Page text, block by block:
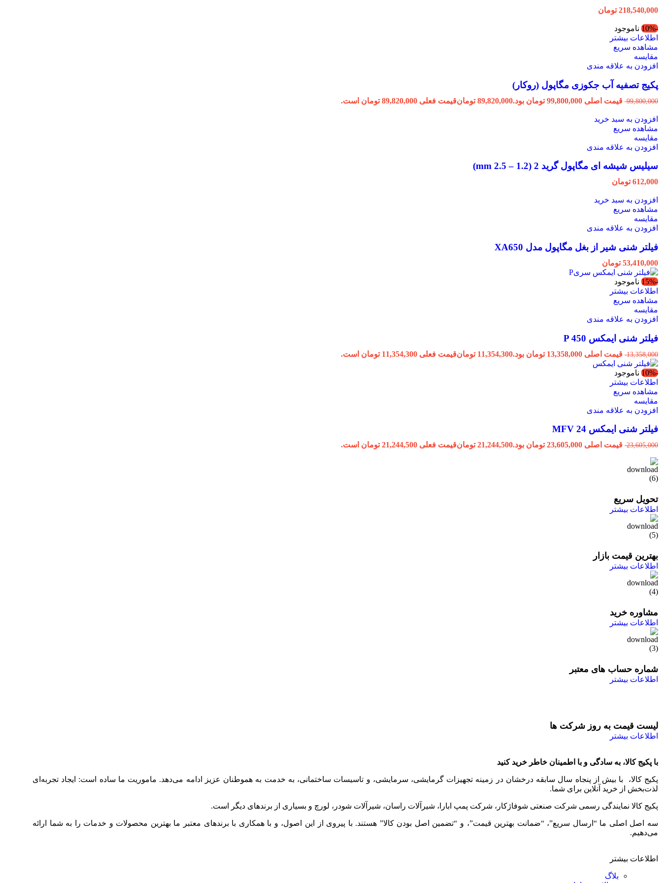
218,540,000 تومان
-10%
ناموجود
اطلاعات بیشتر
مشاهده سریع
مقایسه
افزودن به علاقه مندی
پکیج تصفیه آب جکوزی مگاپول (روکار)
99,800,000 قیمت اصلی 99,800,000 تومان بود. 89,820,000 تومانقیمت فعلی 89,820,000 تومان است.
افزودن به سبد خرید
مشاهده سریع
مقایسه
افزودن به علاقه مندی
سیلیس شیشه ای مگاپول گرید 2 (1.2 – 2.5 mm)
612,000 تومان
افزودن به سبد خرید
مشاهده سریع
مقایسه
افزودن به علاقه مندی
فیلتر شنی شیر از بغل مگاپول مدل XA650
53,410,000 تومان
-15%
ناموجود
اطلاعات بیشتر
مشاهده سریع
مقایسه
افزودن به علاقه مندی
فیلتر شنی ایمکس P 450
13,358,000 قیمت اصلی 13,358,000 تومان بود. 11,354,300 تومانقیمت فعلی 11,354,300 تومان است.
-10%
ناموجود
اطلاعات بیشتر
مشاهده سریع
مقایسه
افزودن به علاقه مندی
فیلتر شنی ایمکس MFV 24
23,605,000 قیمت اصلی 23,605,000 تومان بود. 21,244,500 تومانقیمت فعلی 21,244,500 تومان است.
تحویل سریع
اطلاعات بیشتر
بهترین قیمت بازار
اطلاعات بیشتر
مشاوره خرید
اطلاعات بیشتر
شماره حساب های معتبر
اطلاعات بیشتر
لیست قیمت به روز شرکت ها
اطلاعات بیشتر
با پکیج کالا، به سادگی و با اطمینان خاطر خرید کنید
پکیج کالا، با بیش از پنجاه سال سابقه درخشان در زمینه تجهیزات گرمایشی، سرمایشی، و تاسیسات ساختمانی، به خدمت به هموطنان عزیز ادامه می‌دهد. ماموریت ما ساده است: ایجاد تجربه‌ای
لذت‌بخش از خرید آنلاین برای شما.
پکیج کالا نمایندگی رسمی شرکت صنعتی شوفاژکار، شرکت پمپ ابارا، شیرآلات راسان، شیرآلات شودر، لورچ و بسیاری از برندهای دیگر است.
سه اصل اصلی ما “ارسال سریع”، “ضمانت بهترین قیمت”، و “تضمین اصل بودن کالا” هستند. با پیروی از این اصول، و با همکاری با برندهای معتبر ما بهترین محصولات و خدمات را به شما ارائه
می‌دهیم.
اطلاعات بیشتر
بلاگ